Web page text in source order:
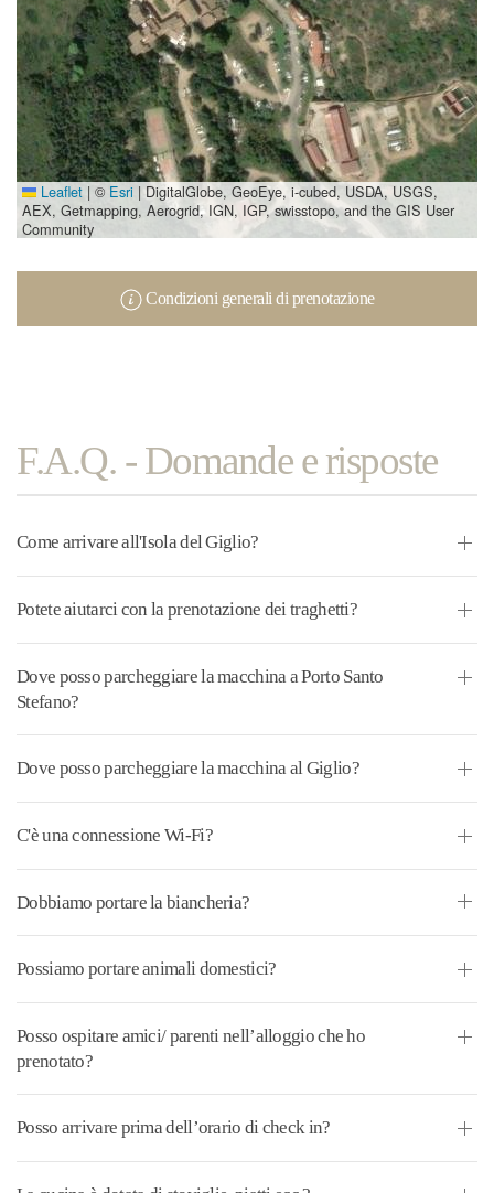
Leaflet | © Esri | DigitalGlobe, GeoEye, i-cubed, USDA, USGS,
AEX, Getmapping, Aerogrid, IGN, IGP, swisstopo, and the GIS User
Community
Condizioni generali di prenotazione
F.A.Q. - Domande e risposte
Come arrivare all'Isola del Giglio?
Potete aiutarci con la prenotazione dei traghetti?
Dove posso parcheggiare la macchina a Porto Santo
Stefano?
Dove posso parcheggiare la macchina al Giglio?
C'è una connessione Wi-Fi?
Dobbiamo portare la biancheria?
Possiamo portare animali domestici?
Posso ospitare amici/ parenti nell’alloggio che ho
prenotato?
Posso arrivare prima dell’orario di check in?